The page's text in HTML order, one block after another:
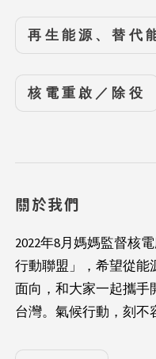
再生能源、替代
核電重啟／除役
關於我們
2022年8月媽媽監督核
行動聯盟」，希望從能
面向，和大家一起攜手
台灣。氣候行動，刻不